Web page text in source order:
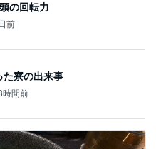
の回転力
前
た寮の出来事
時間前